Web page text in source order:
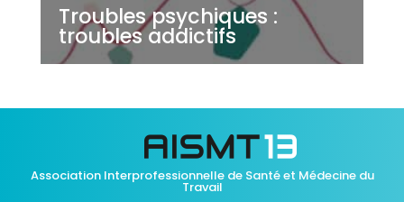
Troubles psychiques :
troubles addictifs
Association Interprofessionnelle de Santé et Médecine du
Travail